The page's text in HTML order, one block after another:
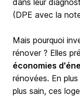
dans leur
(DPE avec la
Mais pourquoi
rénover ? Elles
économies
rénovées. En
plus sain, ces